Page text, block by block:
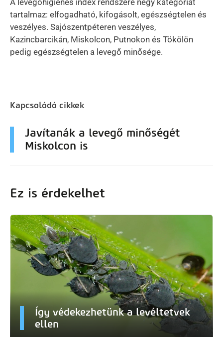
tartalmaz: elfogadható, kifogásolt, egészségtelen és
veszélyes. Sajószentpéteren veszélyes,
Kazincbarcikán, Miskolcon, Putnokon és Tökölön
pedig egészségtelen a levegő minősége.
Kapcsolódó cikkek
Javítanák a levegő minőségét
Miskolcon is
Ez is érdekelhet
Így védekezhetünk a levéltetvek
ellen